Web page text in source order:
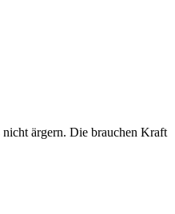
ärgern. Die brauchen Kraft